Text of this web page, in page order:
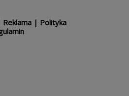
Reklama| Polityka